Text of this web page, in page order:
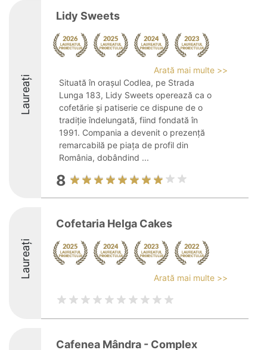
Laureați
Lidy Sweets
Arată mai multe >>
Situată în orașul Codlea, pe Strada
Lunga 183, Lidy Sweets operează ca o
cofetărie și patiserie ce dispune de o
tradiție îndelungată, fiind fondată în
1991. Compania a devenit o prezență
remarcabilă pe piața de profil din
România, dobândind ...
8
Laureați
Cofetaria Helga Cakes
Arată mai multe >>
Cafenea Mândra - Complex